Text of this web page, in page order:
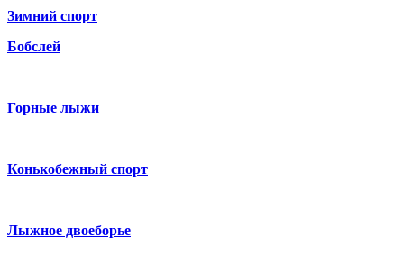
Зимний спорт
Бобслей
Горные лыжи
Конькобежный спорт
Лыжное двоеборье